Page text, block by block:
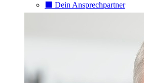
⬛️ Dein Ansprechpartner